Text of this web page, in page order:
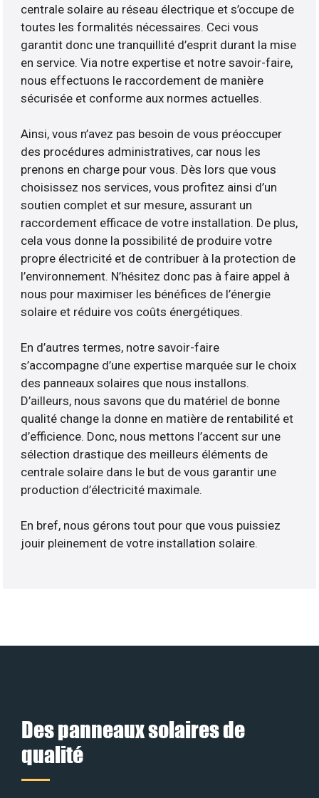
centrale solaire au réseau électrique et s’occupe de
toutes les formalités nécessaires. Ceci vous
garantit donc une tranquillité d’esprit durant la mise
en service. Via notre expertise et notre savoir-faire,
nous effectuons le raccordement de manière
sécurisée et conforme aux normes actuelles.
Ainsi, vous n’avez pas besoin de vous préoccuper
des procédures administratives, car nous les
prenons en charge pour vous. Dès lors que vous
choisissez nos services, vous profitez ainsi d’un
soutien complet et sur mesure, assurant un
raccordement efficace de votre installation. De plus,
cela vous donne la possibilité de produire votre
propre électricité et de contribuer à la protection de
l’environnement. N’hésitez donc pas à faire appel à
nous pour maximiser les bénéfices de l’énergie
solaire et réduire vos coûts énergétiques.
En d’autres termes, notre savoir-faire
s’accompagne d’une expertise marquée sur le choix
des panneaux solaires que nous installons.
D’ailleurs, nous savons que du matériel de bonne
qualité change la donne en matière de rentabilité et
d’efficience. Donc, nous mettons l’accent sur une
sélection drastique des meilleurs éléments de
centrale solaire dans le but de vous garantir une
production d’électricité maximale.
En bref, nous gérons tout pour que vous puissiez
jouir pleinement de votre installation solaire.
Des panneaux solaires de
qualité